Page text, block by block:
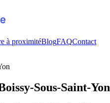
à proximitéBlogFAQContact
Sous-Saint-Yon